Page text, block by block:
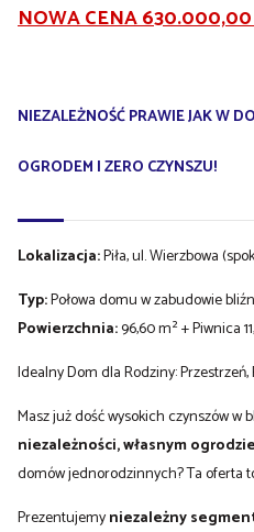
NOWA CENA
NIEZALEŻNOŚĆ PRAWIE JAK W
OGRODEM I ZERO CZYNSZU!
Lokalizacja:Piła, ul. Wierzbowa
Typ:Połowa domu w zabudowie
Powierzchnia:96,60 m² + Piwnica
Idealny Dom dla Rodziny:
Masz już dość wysokich czynszów w
niezależności, własnym ogrodzie
domów jednorodzinnych? Ta oferta
Prezentujemyniezależny